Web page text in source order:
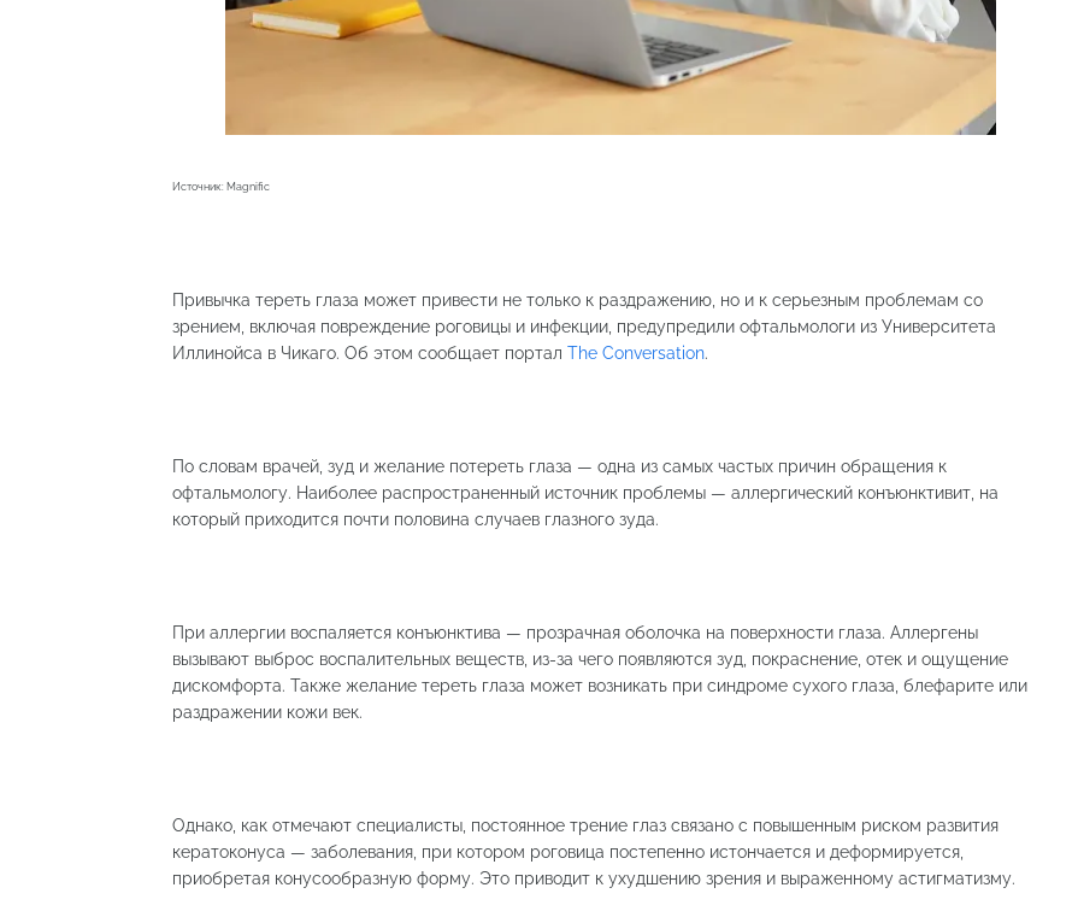
Источник: Magnific
Привычка тереть глаза может привести не только к раздражению, но и к серьезным проблемам со
зрением, включая повреждение роговицы и инфекции, предупредили офтальмологи из Университета
Иллинойса в Чикаго. Об этом сообщает портал The Conversation.
По словам врачей, зуд и желание потереть глаза — одна из самых частых причин обращения к
офтальмологу. Наиболее распространенный источник проблемы — аллергический конъюнктивит, на
который приходится почти половина случаев глазного зуда.
При аллергии воспаляется конъюнктива — прозрачная оболочка на поверхности глаза. Аллергены
вызывают выброс воспалительных веществ, из-за чего появляются зуд, покраснение, отек и ощущение
дискомфорта. Также желание тереть глаза может возникать при синдроме сухого глаза, блефарите или
раздражении кожи век.
Однако, как отмечают специалисты, постоянное трение глаз связано с повышенным риском развития
кератоконуса — заболевания, при котором роговица постепенно истончается и деформируется,
приобретая конусообразную форму. Это приводит к ухудшению зрения и выраженному астигматизму.